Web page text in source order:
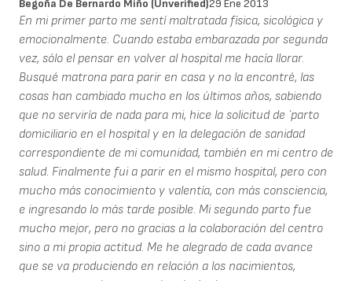
Begoña De Bernardo Miño (unverified)29 Ene 2013
En mi primer parto me sentí maltratada física, sicológica y
emocionalmente. Cuando estaba embarazada por segunda
vez, sólo el pensar en volver al hospital me hacía llorar.
Busqué matrona para parir en casa y no la encontré, las
cosas han cambiado mucho en los últimos años, sabiendo
que no serviría de nada para mi, hice la solicitud de `parto
domiciliario en el hospital y en la delegación de sanidad
correspondiente de mi comunidad, también en mi centro de
salud. Finalmente fui a parir en el mismo hospital, pero con
mucho más conocimiento y valentía, con más consciencia,
e ingresando lo más tarde posible. Mi segundo parto fue
mucho mejor, pero no gracias a la colaboración del centro
sino a mi propia actitud. Me he alegrado de cada avance
que se va produciendo en relación a los nacimientos,